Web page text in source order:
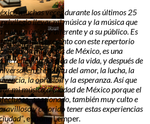
muchas veces durante los últimos 25
privilegio llevar mi música y la música que
cultura única y diferente y a su público. Es
lo que represento con este repertorio
muy lejos de México, es una
reflexión poética de la vida, y después de
en el espíritu del amor, la lucha, la
la opresión y la esperanza. Así que
mi música a Ciudad de México porque el
apasionado, también muy culto e
y colorido tener estas experiencias
, expone Lemper.